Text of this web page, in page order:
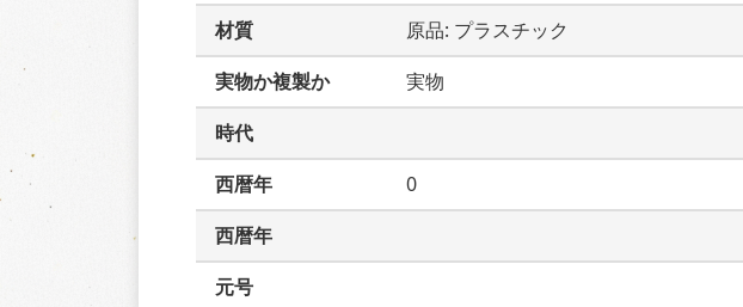
材質
原品: プラスチック
実物か複製か
実物
時代
西暦年
0
西暦年
元号